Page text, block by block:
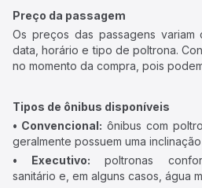
Preço da passagem
Os preços das passagens
data, horário e tipo de poltrona.
no momento da compra, pois
Tipos de ônibus disponíveis
• Convencional: ônibus com
geralmente possuem uma
• Executivo: poltronas
sanitário e, em alguns casos, água